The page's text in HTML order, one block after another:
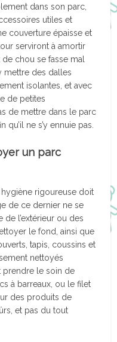
dans son parc,
utiles et
couverture épaisse et
serviront à amortir
chou se fasse mal
mettre des dalles
isolantes, et avec
de petites
de mettre dans le parc
ne s’y ennuie pas.
un parc
rigoureuse doit
de ce dernier ne se
l’extérieur ou des
le fond, ainsi que
tapis, coussins et
nettoyés
prendre le soin de
à barreaux, ou le filet
des produits de
et pas du tout